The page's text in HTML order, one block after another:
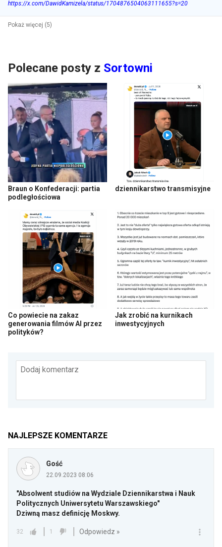
https://x.com/DawidKamizela/status/1704876504063111655?s=20
Pokaż więcej (5)
Polecane posty z Sortowni
Braun o Konfederacji: partia
podległościowa
dziennikarstwo transmisyjne
Co powiecie na zakaz
generowania filmów AI przez
polityków?
Jak zrobić na kurnikach
inwestycyjnych
Dodaj komentarz
NAJLEPSZE KOMENTARZE
Gość
22.09.2023 08:06
"Absolwent studiów na Wydziale Dziennikarstwa i Nauk
Politycznych Uniwersytetu Warszawskiego"
Dziwną masz definicję Moskwy.
32 1 Odpowiedz »